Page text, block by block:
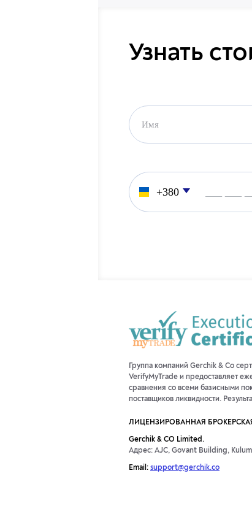
Узнать
Группа компаний Gerchik & Co
VerifyMyTrade и предоставляет
сравнения со всеми базисными
поставщиков ликвидности.
ЛИЦЕНЗИРОВАННАЯ
Gerchik & CO Limited.
Адрес: AJC, Govant Building,
Email: support@gerchik.co